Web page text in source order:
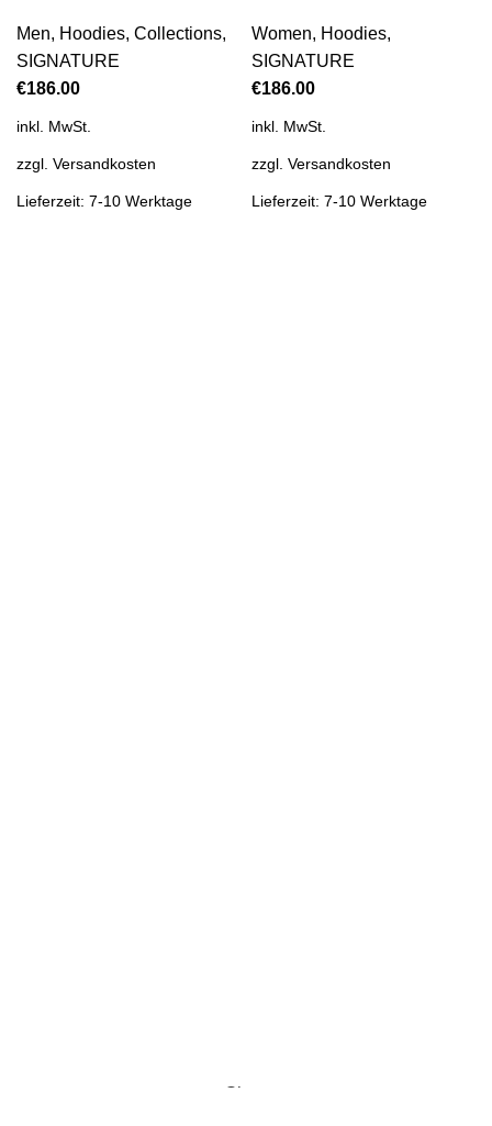
Men, Hoodies, Collections,
SIGNATURE
€186.00
inkl. MwSt.
zzgl. Versandkosten
Lieferzeit: 7-10 Werktage
Women, Hoodies,
SIGNATURE
€186.00
inkl. MwSt.
zzgl. Versandkosten
Lieferzeit: 7-10 Werktage
Shop